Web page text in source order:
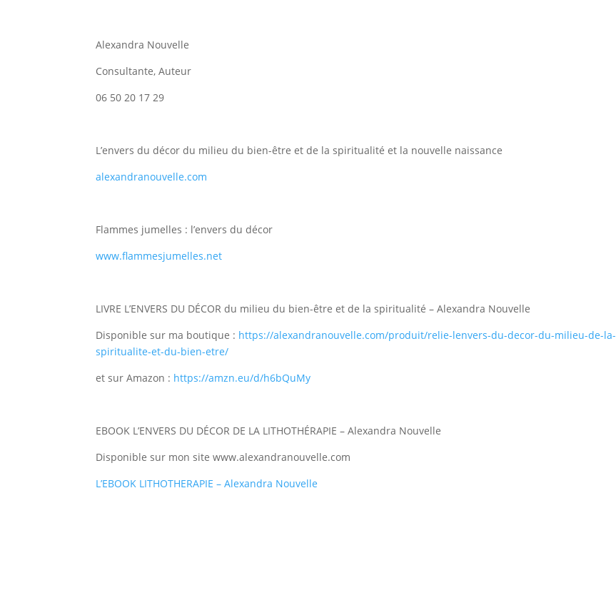
Alexandra Nouvelle
Consultante, Auteur
06 50 20 17 29
L’envers du décor du milieu du bien-être et de la spiritualité et la nouvelle naissance
alexandranouvelle.com
Flammes jumelles : l’envers du décor
www.flammesjumelles.net
LIVRE L’ENVERS DU DÉCOR du milieu du bien-être et de la spiritualité – Alexandra Nouvelle
Disponible sur ma boutique : https://alexandranouvelle.com/produit/relie-lenvers-du-decor-du-milieu-de-la-
spiritualite-et-du-bien-etre/
et sur Amazon : https://amzn.eu/d/h6bQuMy
EBOOK L’ENVERS DU DÉCOR DE LA LITHOTHÉRAPIE – Alexandra Nouvelle
Disponible sur mon site www.alexandranouvelle.com
L’EBOOK LITHOTHERAPIE – Alexandra Nouvelle